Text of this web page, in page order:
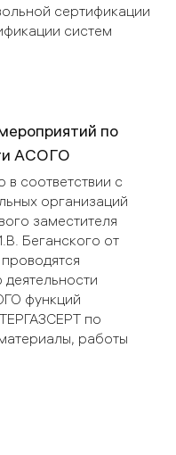
сертификации
систем
по
АСОГО
соответствии с
организаций
заместителя
Беганского от
функций
по
работы